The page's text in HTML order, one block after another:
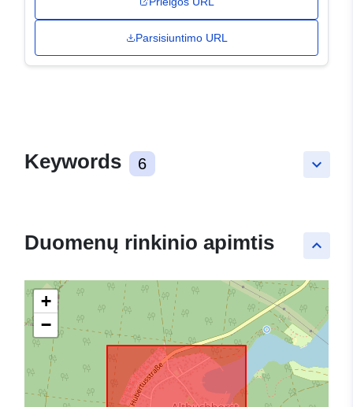
Parsisiuntimo URL
keyboard_arrow_down
Keywords 6
keyboard_arrow_up
Duomenų rinkinio apimtis
+
−